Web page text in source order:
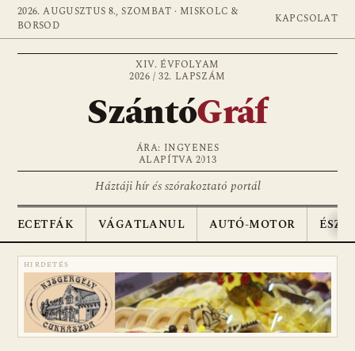
2026. AUGUSZTUS 8., SZOMBAT · MISKOLC &
BORSOD
KAPCSOLAT
XIV. ÉVFOLYAM
2026 / 32. LAPSZÁM
SzántóGráf
ÁRA: INGYENES
ALAPÍTVA 2013
Háztáji hír és szórakoztató portál
ECETFÁK VÁGATLANUL AUTÓ-MOTOR
HIRDETÉS